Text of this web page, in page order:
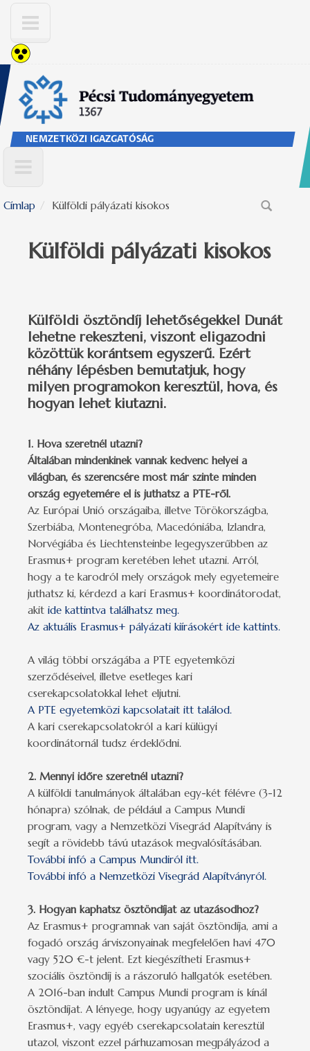
NEMZETKÖZI IGAZGATÓSÁG
Keresés űrlap
Címlap Külföldi pályázati kisokos
Külföldi pályázati kisokos
Külföldi ösztöndíj lehetőségekkel Dunát
lehetne rekeszteni, viszont eligazodni
közöttük korántsem egyszerű. Ezért
néhány lépésben bemutatjuk, hogy
milyen programokon keresztül, hova, és
hogyan lehet kiutazni.
1. Hova szeretnél utazni?
Általában mindenkinek vannak kedvenc helyei a
világban, és szerencsére most már szinte minden
ország egyetemére el is juthatsz a PTE-ről.
Az Európai Unió országaiba, illetve Törökországba,
Szerbiába, Montenegróba, Macedóniába, Izlandra,
Norvégiába és Liechtensteinbe legegyszerűbben az
Erasmus+ program keretében lehet utazni. Arról,
hogy a te karodról mely országok mely egyetemeire
juthatsz ki, kérdezd a kari Erasmus+ koordinátorodat,
akit ide kattintva találhatsz meg.
Az aktuális Erasmus+ pályázati kiírásokért ide kattints.
A világ többi országába a PTE egyetemközi
szerződéseivel, illetve esetleges kari
cserekapcsolatokkal lehet eljutni.
A PTE egyetemközi kapcsolatait itt találod.
A kari cserekapcsolatokról a kari külügyi
koordinátornál tudsz érdeklődni.
2. Mennyi időre szeretnél utazni?
A külföldi tanulmányok általában egy-két félévre (3-12
hónapra) szólnak, de például a Campus Mundi
program, vagy a Nemzetközi Visegrád Alapítvány is
segít a rövidebb távú utazások megvalósításában.
További infó a Campus Mundiról itt.
További infó a Nemzetközi Visegrád Alapítványról.
3. Hogyan kaphatsz ösztöndíjat az utazásodhoz?
Az Erasmus+ programnak van saját ösztöndíja, ami a
fogadó ország árviszonyainak megfelelően havi 470
vagy 520 €-t jelent. Ezt kiegészítheti Erasmus+
szociális ösztöndíj is a rászoruló hallgatók esetében.
A 2016-ban indult Campus Mundi program is kínál
ösztöndíjat. A lényege, hogy ugyanúgy az egyetem
Erasmus+, vagy egyéb cserekapcsolatain keresztül
utazol, viszont ezzel párhuzamosan megpályázod a